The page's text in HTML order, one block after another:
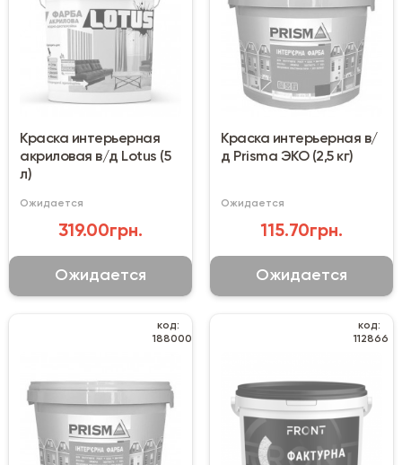
Краска интерьерная
акриловая в/д Lotus (5
л)
Ожидается
319.00грн.
Ожидается
Краска интерьерная в/
д Prisma ЭКО (2,5 кг)
Ожидается
115.70грн.
Ожидается
код:
188000
код:
112866